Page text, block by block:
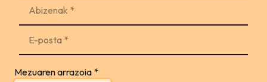
Mezuaren arrazoia *